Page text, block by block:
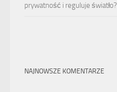
prywatność i reguluje światło?
NAJNOWSZE KOMENTARZE